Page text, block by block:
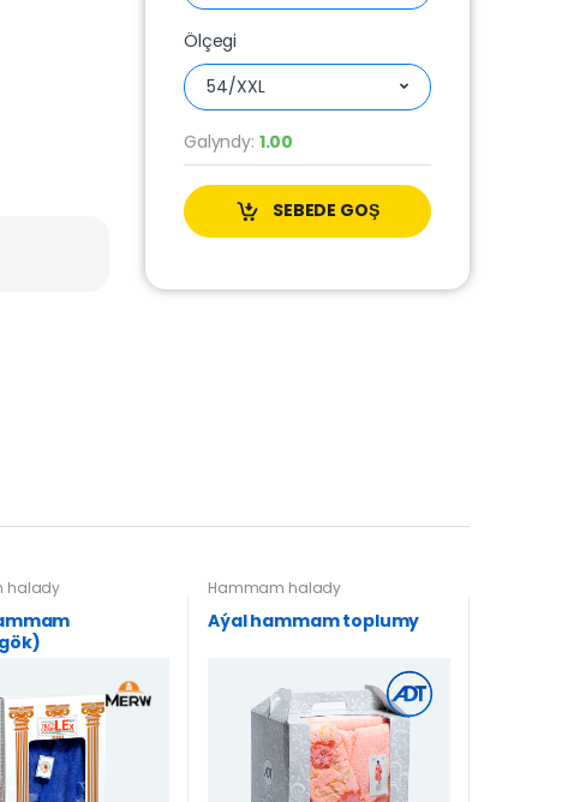
Ölçegi
54/XXL
Galyndy: 1.00
SEBEDE GOŞ
halady Hammam halady
Aýal hammam toplumy